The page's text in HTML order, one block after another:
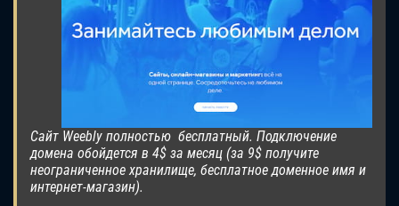
Сайт Weebly полностью бесплатный. Подключение
домена обойдется в 4$ за месяц (за 9$ получите
неограниченное хранилище, бесплатное доменное имя и
интернет-магазин).